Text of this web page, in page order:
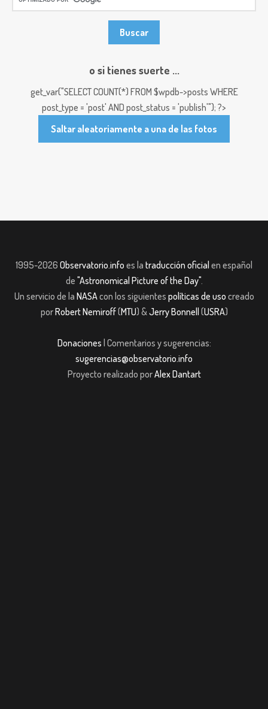
o si tienes suerte ...
get_var("SELECT COUNT(*) FROM $wpdb->posts WHERE
post_type = 'post' AND post_status = 'publish'"); ?>
Saltar aleatoriamente a una de las fotos
1995-2026 Observatorio.info es la traducción oficial en español
de "Astronomical Picture of the Day".
Un servicio de la NASAcon los siguientes políticas de uso creado
porRobert Nemiroff(MTU) &Jerry Bonnell (USRA)
Donaciones | Comentarios y sugerencias:
sugerencias@observatorio.info
Proyecto realizado porAlex Dantart